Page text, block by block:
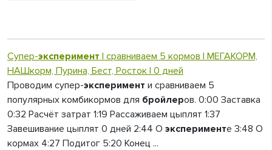
Супер-эксперимент | сравниваем 5 кормов | МЕГАКОРМ,
НАШкорм, Пурина, Бест, Росток | 0 дней
Проводим супер-эксперимент и сравниваем 5
популярных комбикормов для бройлеров. 0:00 Заставка
0:32 Расчёт затрат 1:19 Рассаживаем цыплят 1:37
Завешивание цыплят 0 дней 2:44 О эксперименте 3:48 О
кормах 4:27 Подитог 5:20 Конец ...